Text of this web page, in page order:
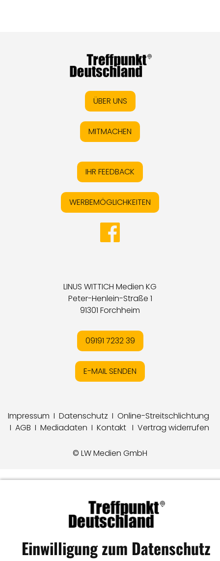
ÜBER UNS
MITMACHEN
IHR FEEDBACK
WERBEMÖGLICHKEITEN
LINUS WITTICH Medien KG
Peter-Henlein-Straße 1
91301 Forchheim
09191 7232 39
E-MAIL SENDEN
Impressum I Datenschutz I Online-Streitschlichtung
I AGB I Mediadaten I Kontakt I Vertrag widerrufen
© LW Medien GmbH
Einwilligung zum Datenschutz